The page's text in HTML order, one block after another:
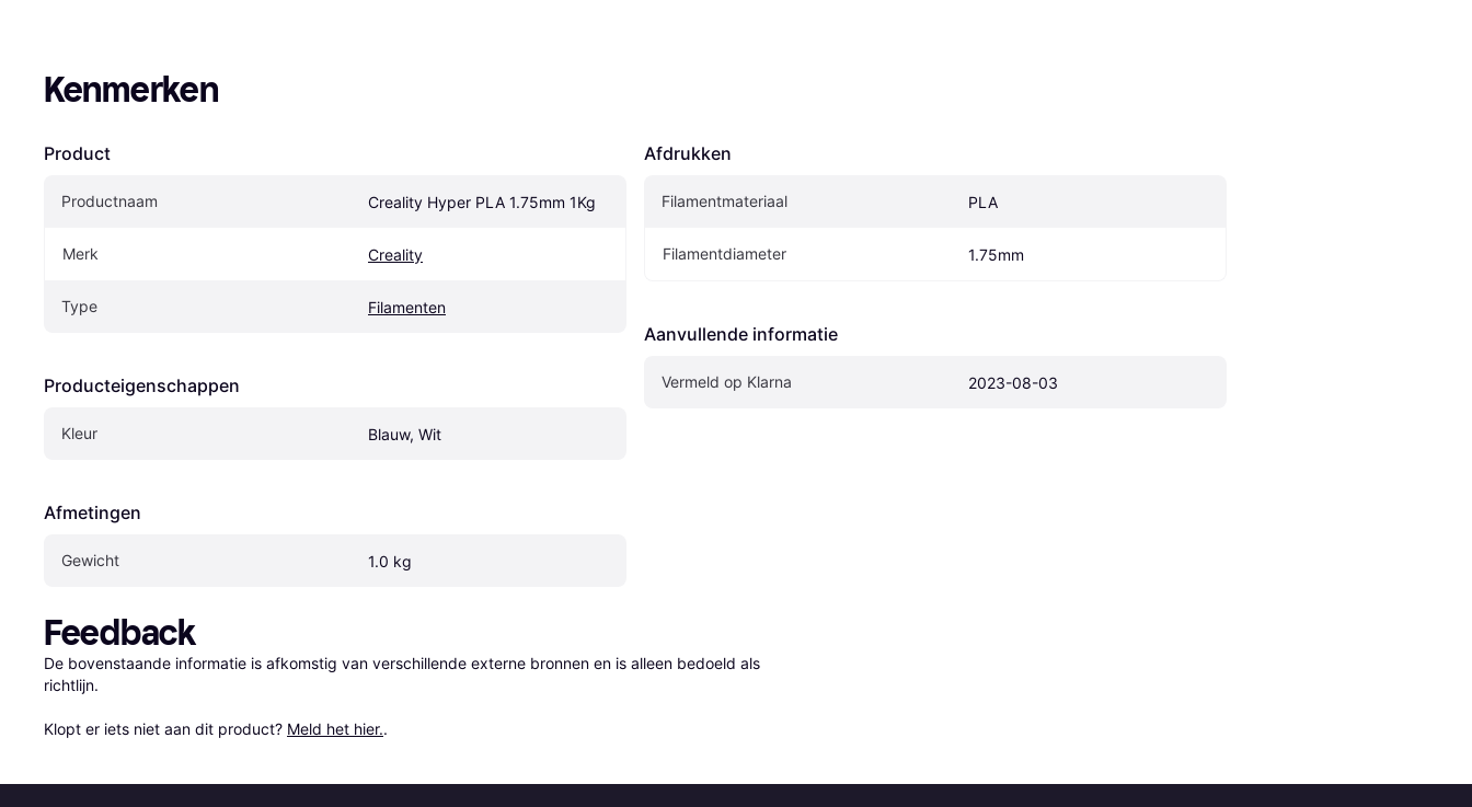
Kenmerken
Product
Productnaam Creality Hyper PLA 1.75mm 1Kg
Merk Creality
Type Filamenten
Producteigenschappen
Kleur Blauw, Wit
Afmetingen
Gewicht 1.0 kg
Afdrukken
Filamentmateriaal PLA
Filamentdiameter 1.75mm
Aanvullende informatie
Vermeld op Klarna 2023-08-03
Feedback
De bovenstaande informatie is afkomstig van verschillende externe bronnen en is alleen bedoeld als
richtlijn.
Klopt er iets niet aan dit product? Meld het hier..